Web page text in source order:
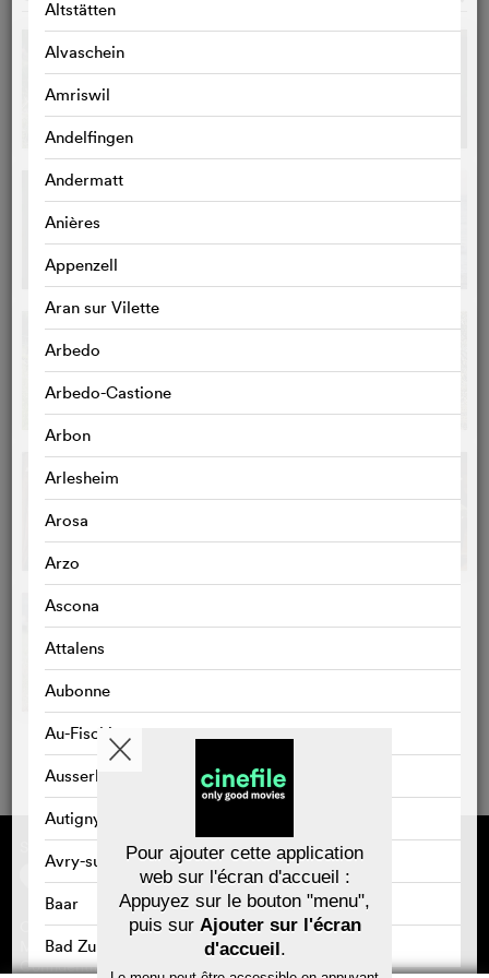
Altstätten
Alvaschein
Amriswil
Andelfingen
Andermatt
Anières
Appenzell
Aran sur Vilette
Arbedo
Arbedo-Castione
Arbon
Arlesheim
Arosa
Arzo
Ascona
Attalens
Aubonne
Au-Fischingen
Ausserbinn
Autigny
Avry-sur-Matran
Baar
Bad Zurzach
Sponsorisé par
Contact
Mentions légales
Confidentialité des données
À propos de cinefile
S'inscrire/s'abonner
Newsletter
FAQ
Bons-cadeaux
Pour ajouter cette application
web sur l'écran d'accueil :
Appuyez sur le bouton "menu",
puis sur Ajouter sur l'écran
d'accueil.